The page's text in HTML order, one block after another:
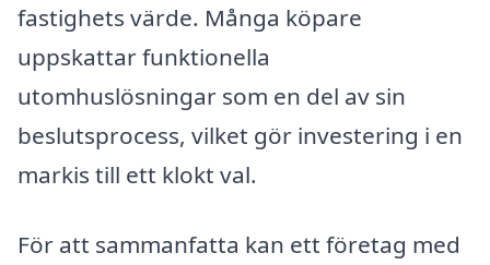
fastighets värde. Många köpare
uppskattar funktionella
utomhuslösningar som en del av sin
beslutsprocess, vilket gör investering i en
markis till ett klokt val.
För att sammanfatta kan ett företag med